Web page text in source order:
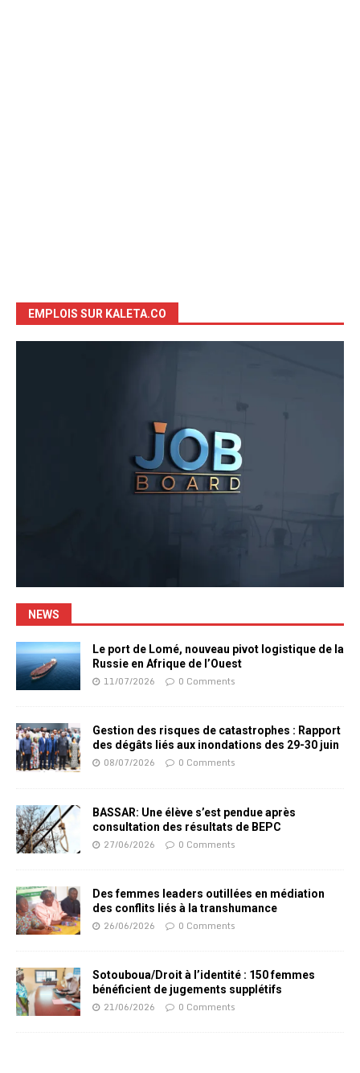
EMPLOIS SUR KALETA.CO
NEWS
Le port de Lomé, nouveau pivot logistique de la
Russie en Afrique de l’Ouest
11/07/2026 0 Comments
Gestion des risques de catastrophes : Rapport
des dégâts liés aux inondations des 29-30 juin
08/07/2026 0 Comments
BASSAR: Une élève s’est pendue après
consultation des résultats de BEPC
27/06/2026 0 Comments
Des femmes leaders outillées en médiation
des conflits liés à la transhumance
26/06/2026 0 Comments
Sotouboua/Droit à l’identité : 150 femmes
bénéficient de jugements supplétifs
21/06/2026 0 Comments